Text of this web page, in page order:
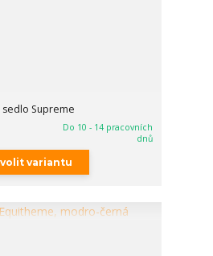
sedlo Supreme
Do 10 - 14 pracovních
dnů
variantu